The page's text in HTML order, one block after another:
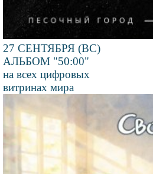
27 СЕНТЯБРЯ (ВС)
АЛЬБОМ "50:00"
на всех цифровых
витринах мира
изображения